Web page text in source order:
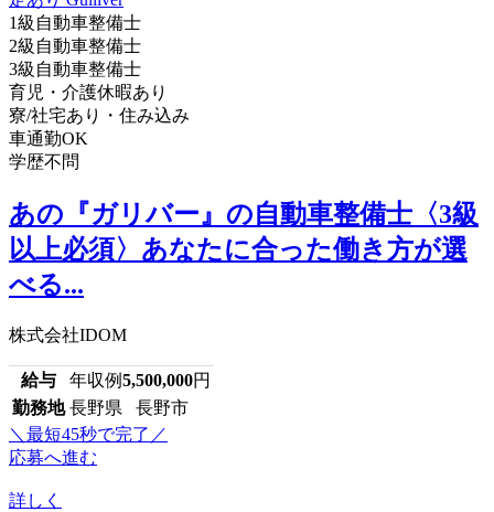
1級自動車整備士
2級自動車整備士
3級自動車整備士
育児・介護休暇あり
寮/社宅あり・住み込み
車通勤OK
学歴不問
あの『ガリバー』の自動車整備士〈3級
以上必須〉あなたに合った働き方が選
べる...
株式会社IDOM
給与 年収例5,500,000円
勤務地 長野県 長野市
＼最短45秒で完了／
応募へ進む
詳しく